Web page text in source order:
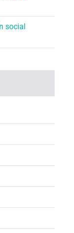
social